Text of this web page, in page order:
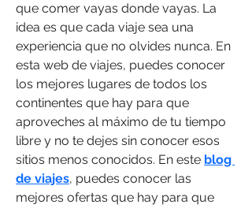
que comer vayas donde vayas. La
idea es que cada viaje sea una
experiencia que no olvides nunca. En
esta web de viajes, puedes conocer
los mejores lugares de todos los
continentes que hay para que
aproveches al máximo de tu tiempo
libre y no te dejes sin conocer esos
sitios menos conocidos. En este blog
de viajes, puedes conocer las
mejores ofertas que hay para que